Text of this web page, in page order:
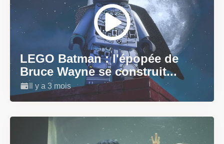
LEGO Batman : l'épopée de
Bruce Wayne se construit...
Il y a 3 mois